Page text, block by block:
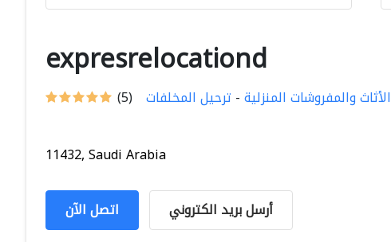
expresrelocationd
(5) الأثاث والمفروشات المنزلية- ترحيل المخلفات
11432, Saudi Arabia
اتصل الآن أرسل بريد الكتروني